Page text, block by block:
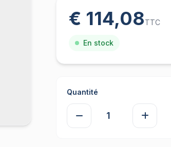
€ 114,08TTC
En stock
Quantité